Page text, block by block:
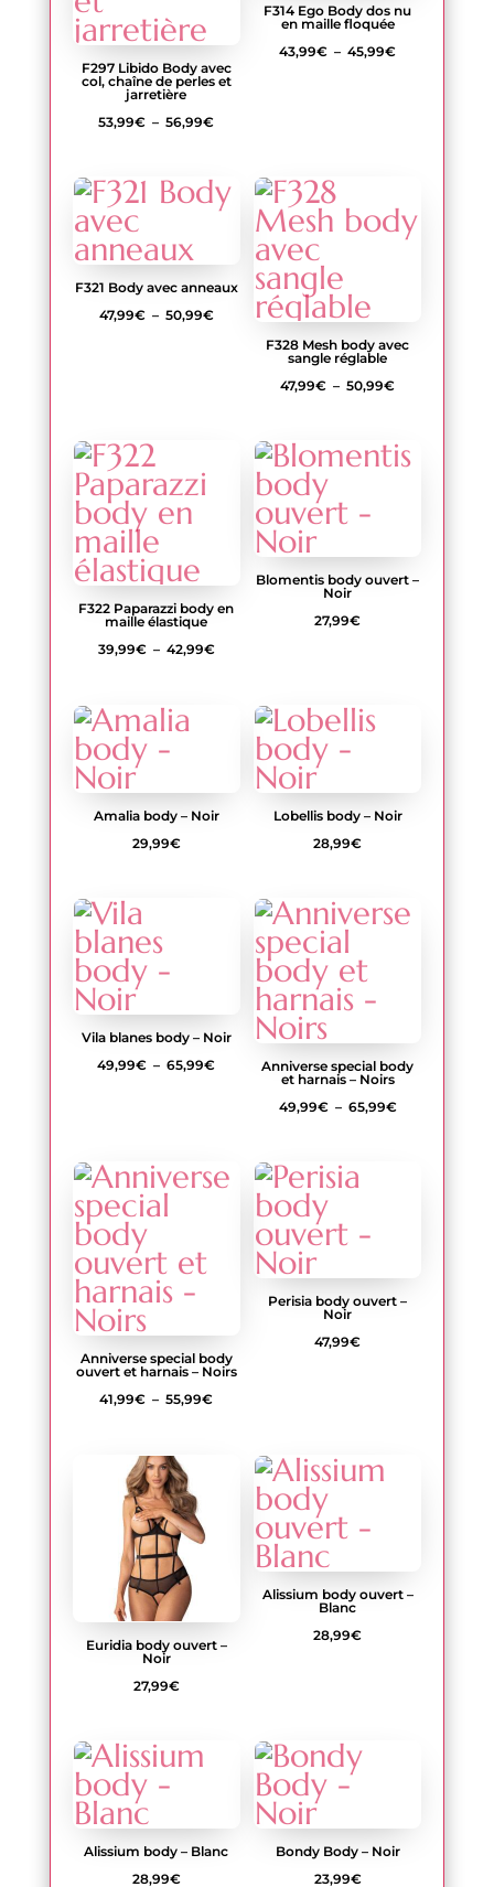
F297 Libido Body avec
col, chaîne de perles et
jarretière
53,99€ – 56,99€Plage
53,99€
56,99€
F314 Ego Body dos nu
en maille floquée
43,99€ – 45,99€Plage
F321 Body avec anneaux
47,99€ – 50,99€Plage
50,99€
F328 Mesh body avec
sangle réglable
47,99€ – 50,99€Plage
prix :
47,99€
F322 Paparazzi body en
maille élastique
39,99€ – 42,99€Plage
39,99€
42,99€
Blomentis body ouvert –
Noir
27,99€
Amalia body – Noir
29,99€
Lobellis body – Noir
28,99€
Vila blanes body – Noir
49,99€ – 65,99€Plage
à
65,99€
Anniverse special body
et harnais – Noirs
49,99€ – 65,99€Plage
Anniverse special body
ouvert et harnais – Noirs
41,99€ – 55,99€Plage
41,99€
55,99€
Perisia body ouvert –
Noir
47,99€
Euridia body ouvert –
Noir
27,99€
Alissium body ouvert –
Blanc
28,99€
Alissium body – Blanc
28,99€
Bondy Body – Noir
23,99€